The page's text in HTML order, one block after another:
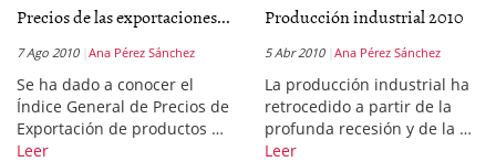
Precios de las exportaciones...
7 Ago 2010 Ana Pérez Sánchez
Se ha dado a conocer el
Índice General de Precios de
Exportación de productos …
Leer
Producción industrial 2010
5 Abr 2010 Ana Pérez Sánchez
La producción industrial ha
retrocedido a partir de la
profunda recesión y de la …
Leer